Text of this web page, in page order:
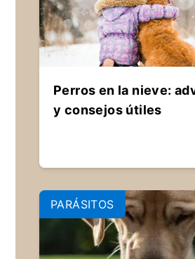
Perros en la nieve:
y consejos útiles
PARÁSITOS